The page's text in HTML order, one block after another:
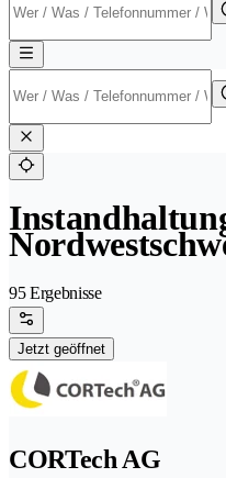
95 Ergebnisse
Jetzt geöffnet
CORTech AG